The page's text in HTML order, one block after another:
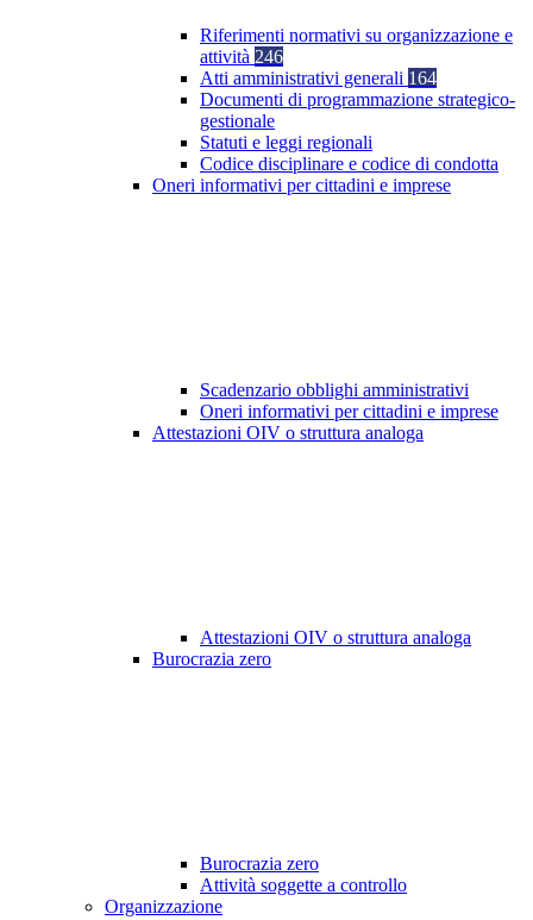
Riferimenti normativi su organizzazione e
attività 246
Atti amministrativi generali 164
Documenti di programmazione strategico-
gestionale
Statuti e leggi regionali
Codice disciplinare e codice di condotta
Oneri informativi per cittadini e imprese
Scadenzario obblighi amministrativi
Oneri informativi per cittadini e imprese
Attestazioni OIV o struttura analoga
Attestazioni OIV o struttura analoga
Burocrazia zero
Burocrazia zero
Attività soggette a controllo
Organizzazione